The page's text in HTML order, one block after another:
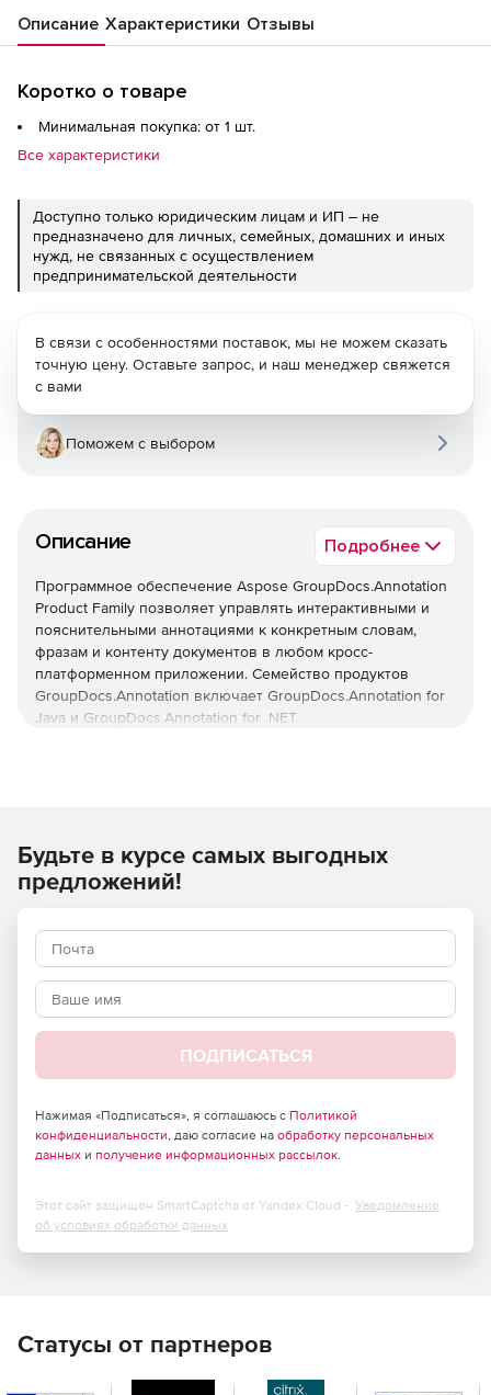
Описание Характеристики Отзывы
Коротко о товаре
Минимальная покупка: от 1 шт.
Все характеристики
Доступно только юридическим лицам и ИП – не
предназначено для личных, семейных, домашних и иных
нужд, не связанных с осуществлением
предпринимательской деятельности
Описание Подробнее
Программное обеспечение Aspose GroupDocs.Annotation
Product Family позволяет управлять интерактивными и
пояснительными аннотациями к конкретным словам,
фразам и контенту документов в любом кросс-
платформенном приложении. Семейство продуктов
GroupDocs.Annotation включает GroupDocs.Annotation for
Java и GroupDocs.Annotation for .NET.
GroupDocs.Annotation for .NET предназначен для Windows
Forms, ASP.NET, WPF, WCF или для любого другого типа
приложения, базирующегося на .NET Framework 2.0 или
В связи с особенностями поставок, мы не можем сказать
точную цену. Оставьте запрос, и наш менеджер свяжется
с вами
Поможем с выбором
Будьте в курсе самых выгодных
предложений!
ПОДПИСАТЬСЯ
Нажимая «Подписаться», я соглашаюсь с Политикой
конфиденциальности, даю согласие на обработку персональных
данных и получение информационных рассылок.
Этот сайт защищен SmartCaptcha от Yandex Cloud - Уведомление
об условиях обработки данных
Статусы от партнеров